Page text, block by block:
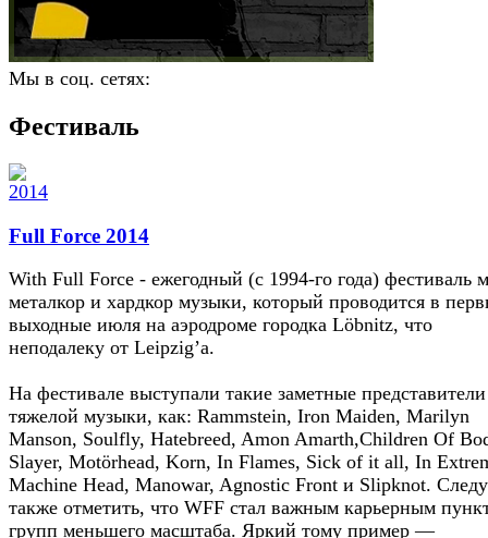
Мы в соц. сетях:
Фестиваль
Full Force 2014
With Full Force - ежегодный (с 1994-го года) фестиваль
металкор и хардкор музыки, который проводится в
выходные июля на аэродроме городка Löbnitz, что
неподалеку от Leipzig’а.
На фестивале выступали такие заметные представители
тяжелой музыки, как: Rammstein, Iron Maiden, Marilyn
Manson, Soulfly, Hatebreed, Amon Amarth,Children Of
Slayer, Motörhead, Korn, In Flames, Sick of it all, In
Machine Head, Manowar, Agnostic Front и Slipknot.
также отметить, что WFF стал важным карьерным
групп меньшего масштаба. Яркий тому пример —